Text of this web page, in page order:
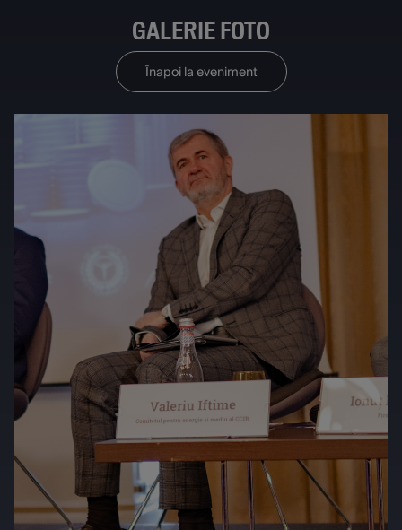
GALERIE FOTO
Înapoi la eveniment